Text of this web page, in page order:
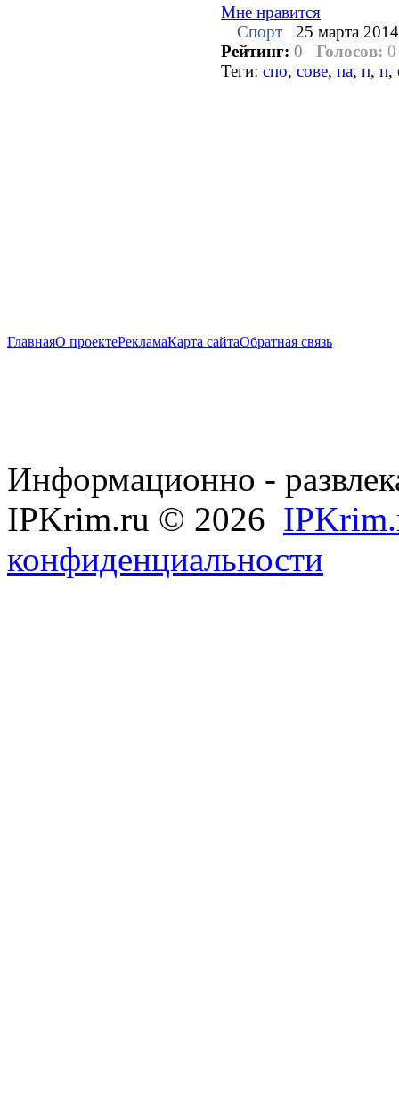
Мне нравится
Спорт
25 марта
Рейтинг: 0 Голосов: 0
Теги: спо, сове, па, п, п,
ГлавнаяО проектеРекламаКарта сайтаОбратная связь
Информационно -
IPKrim.ru © 2026
конфиденциальности